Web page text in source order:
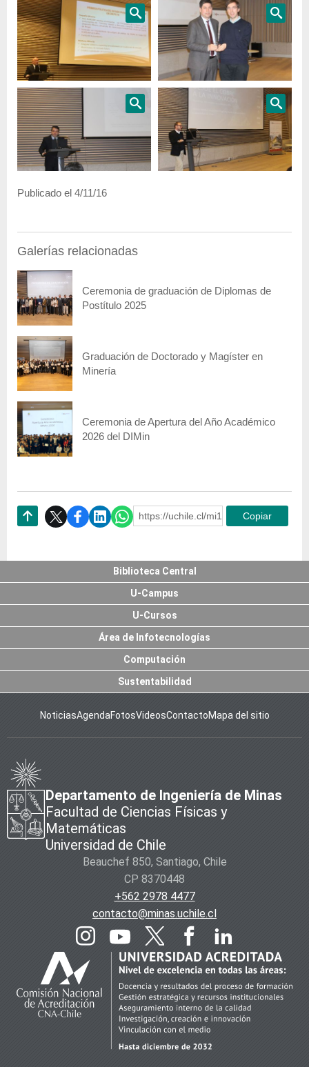
Galerías relacionadas
Ceremonia de graduación de Diplomas de
Postítulo 2025
Graduación de Doctorado y Magíster en
Minería
Ceremonia de Apertura del Año Académico
2026 del DIMin
Publicado el 4/11/16
https://uchile.cl/mi126307Copiar
Biblioteca Central
U-Campus
U-Cursos
Área de Infotecnologías
Computación
Sustentabilidad
NoticiasAgendaFotosVideosContactoMapa del sitio
Departamento de Ingeniería de Minas
Facultad de Ciencias Físicas y
Matemáticas
Universidad de Chile
Beauchef 850, Santiago, Chile
CP 8370448
+562 2978 4477
contacto@minas.uchile.cl